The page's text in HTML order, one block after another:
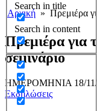
Search in title
Search in content
Αρχική » Πρεμιέρα
Πρεμιέρα για
σεμινάριο
ΗΜΕΡΟΜΗΝΙΑ 18/
Εκδηλώσεις